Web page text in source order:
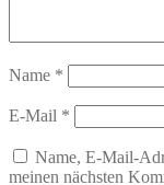
Name *
E-Mail *
Name, E-Mail-
meinen nächsten